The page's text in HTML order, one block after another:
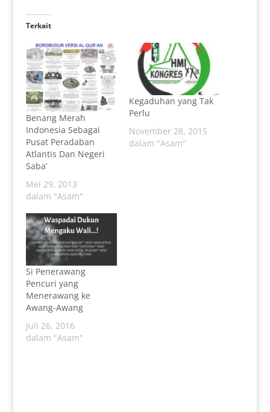
Terkait
Benang Merah
Indonesia Sebagai
Pusat Peradaban
Atlantis Dan Negeri
Saba’
Mei 29, 2013
dalam "Asam"
Kegaduhan yang Tak
Perlu
November 28, 2015
dalam "Asam"
Si Penerawang
Pencuri yang
Menerawang ke
Awang-Awang
Juli 26, 2016
dalam "Asam"